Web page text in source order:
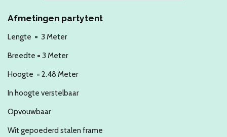
Afmetingen partytent
Lengte = 3 Meter
Breedte = 3 Meter
Hoogte = 2.48 Meter
In hoogte verstelbaar
Opvouwbaar
Wit gepoederd stalen frame